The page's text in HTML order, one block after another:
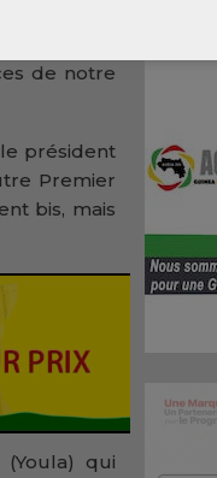
lui
l’accès à
de notre
le président
Premier
bis, mais
(Youla) qui